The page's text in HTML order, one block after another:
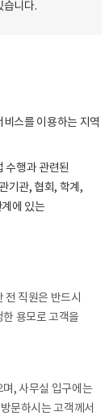
습니다.
비스를 이용하는 지역
수행과 관련된
기관, 협회, 학계,
에 있는
직원은 반드시
용모로 고객을
, 사무실 입구에는
문하시는 고객께서